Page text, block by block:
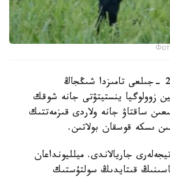
شىڭجاڭ وۆچاركاسىنىڭ شىعۋ تەگىن عىلىمي تۇرعىدان ناقتىلاۋ ماقساتىندا 2025 -جىلعى تامىزدا شىڭجاڭ
زوولوگيا ينستيتۋتى جانە شوقك
ساقتاۋ جانە ولاردى قىزمەتتىك
ىسكە قوسقان بولاتىن.
جاريالاندى. ميلليونداعان
قىتايدىڭ سولتۇستىك